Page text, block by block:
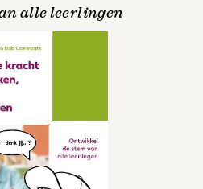
alle leerlingen